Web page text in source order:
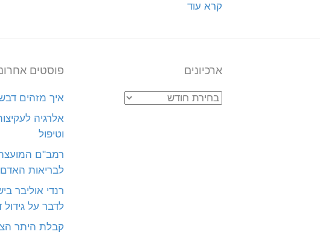
קרא עוד
ארכיונים
ארכיונים
פוסטים
איך מזהים דבש
אלרגיה
וטיפול
רמב"ם
לבריאות
רנדי אוליבר
לדבר על גידול
קבלת היתר